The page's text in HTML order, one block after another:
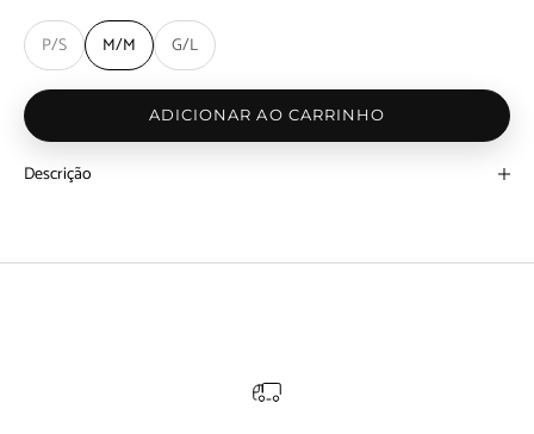
P/S M/M G/L
ADICIONAR AO CARRINHO
Descrição